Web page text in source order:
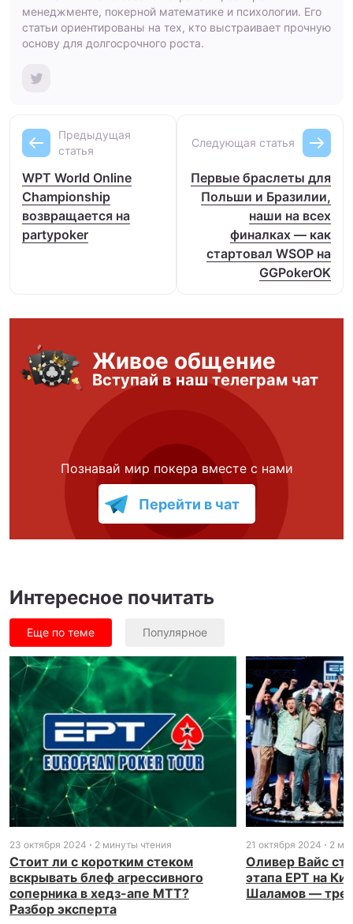
менеджменте, покерной математике и психологии. Его
статьи ориентированы на тех, кто выстраивает прочную
основу для долгосрочного роста.
Предыдущая
статья
WPT‌ ‌World‌ ‌Online‌
‌Championship‌
возвращается‌ ‌на‌
‌partypoker‌
Следующая статья
Первые браслеты для
Польши и Бразилии,
наши на всех
финалках — как
стартовал WSOP на
GGPokerOK
Живое общение
Вступай в наш телеграм чат
Познавай мир покера вместе с нами
Перейти в чат
Интересное почитать
Еще по теме Популярное
23 октября 2024 2 минуты чтения
Стоит ли с коротким стеком
вскрывать блеф агрессивного
соперника в хедз-апе МТТ?
Разбор эксперта
21 октября 2024 2
Оливер Вайс
этапа EPT на
Шаламов —